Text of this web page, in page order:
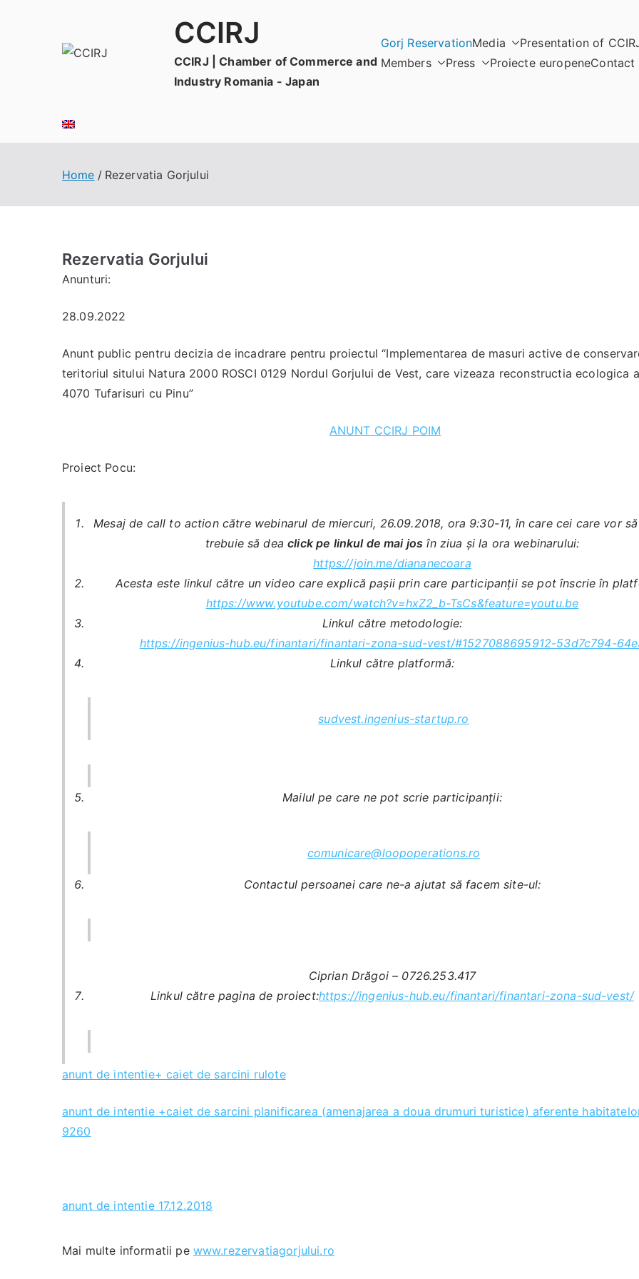
CCIRJ
CCIRJ | Chamber of Commerce and
Industry Romania - Japan
Gorj ReservationMedia
Presentation of
Members
Press Proiecte europeneContact
Home Rezervatia Gorjului
Rezervatia Gorjului
Anunturi:
28.09.2022
Anunt public pentru decizia de incadrare pentru proiectul “Implementarea de masuri active de
teritoriul sitului Natura 2000 ROSCI 0129 Nordul Gorjului de Vest, care vizeaza reconstructia ecologica
4070 Tufarisuri cu Pinu”
ANUNT CCIRJ POIM
Proiect Pocu:
Mesaj de call to action către webinarul de miercuri, 26.09.2018, ora 9:30-11, în care cei care vor
trebuie să deaclick pe linkul de mai jos în ziua și la ora webinarului:
https://join.me/diananecoara
Acesta este linkul către un video care explică pașii prin care participanții se pot înscrie în
https://www.youtube.com/watch?v=hxZ2_b-TsCs&feature=youtu.be
Linkul către metodologie:
https://ingenius-hub.eu/finantari/finantari-zona-sud-vest/#1527088695912-53d7c794-
Linkul către platformă:
sudvest.ingenius-startup.ro
Mailul pe care ne pot scrie participanții:
comunicare@loopoperations.ro
Contactul persoanei care ne-a ajutat să facem site-ul:
Ciprian Drăgoi – 0726.253.417
Linkul către pagina de proiect:https://ingenius-hub.eu/finantari/finantari-zona-sud-vest/
anunt de intentie+ caiet de sarcini rulote
anunt de intentie +caiet de sarcini planificarea (amenajarea a doua drumuri turistice) aferente
9260
anunt de intentie 17.12.2018
Mai multe informatii pe www.rezervatiagorjului.ro